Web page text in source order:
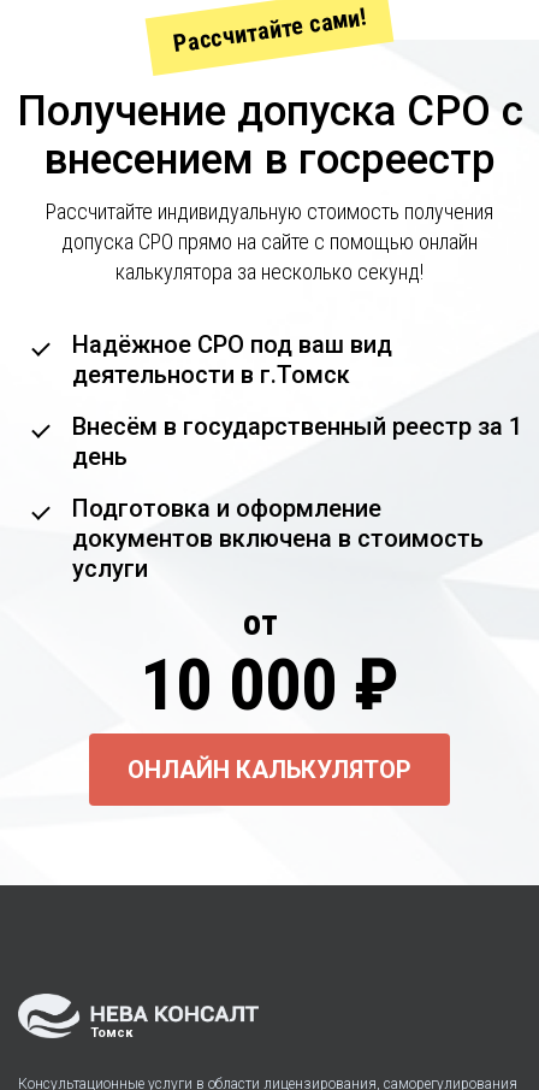
Рассчитайте сами!
Получение допуска СРО с
внесением в госреестр
Рассчитайте индивидуальную стоимость получения
допуска СРО прямо на сайте с помощью онлайн
калькулятора за несколько секунд!
Надёжное СРО под ваш вид
деятельности в г.Томск
Внесём в государственный реестр за 1
день
Подготовка и оформление
документов включена в стоимость
услуги
от
10 000 ₽
ОНЛАЙН КАЛЬКУЛЯТОР
Томск
Консультационные услуги в области лицензирования, саморегулирования